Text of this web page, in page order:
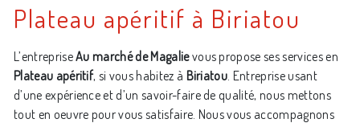
Plateau apéritif à Biriatou
L’entrepriseAu marché de Magalievous propose ses services en
Plateau apéritif, si vous habitez à Biriatou . Entreprise usant
d’une expérience et d’un savoir-faire de qualité, nous mettons
tout en oeuvre pour vous satisfaire. Nous vous accompagnons